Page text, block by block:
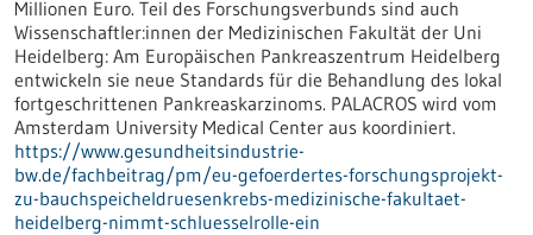
Millionen Euro. Teil des Forschungsverbunds sind auch
Wissenschaftler:innen der Medizinischen Fakultät der Uni
Heidelberg: Am Europäischen Pankreaszentrum Heidelberg
entwickeln sie neue Standards für die Behandlung des lokal
fortgeschrittenen Pankreaskarzinoms. PALACROS wird vom
Amsterdam University Medical Center aus koordiniert.
https://www.gesundheitsindustrie-
bw.de/fachbeitrag/pm/eu-gefoerdertes-forschungsprojekt-
zu-bauchspeicheldruesenkrebs-medizinische-fakultaet-
heidelberg-nimmt-schluesselrolle-ein